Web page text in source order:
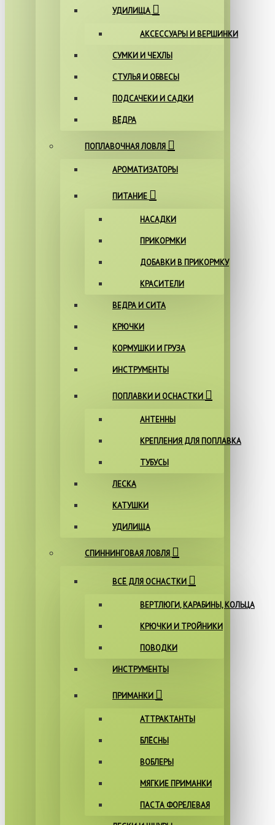
УДИЛИЩА
АКСЕССУАРЫ И ВЕРШИНКИ
СУМКИ И ЧЕХЛЫ
СТУЛЬЯ И ОБВЕСЫ
ПОДСАЧЕКИ И САДКИ
ВЁДРА
ПОПЛАВОЧНАЯ ЛОВЛЯ
АРОМАТИЗАТОРЫ
ПИТАНИЕ
НАСАДКИ
ПРИКОРМКИ
ДОБАВКИ В ПРИКОРМКУ
КРАСИТЕЛИ
ВЕДРА И СИТА
КРЮЧКИ
КОРМУШКИ И ГРУЗА
ИНСТРУМЕНТЫ
ПОПЛАВКИ И ОСНАСТКИ
АНТЕННЫ
КРЕПЛЕНИЯ ДЛЯ ПОПЛАВКА
ТУБУСЫ
ЛЕСКА
КАТУШКИ
УДИЛИЩА
СПИННИНГОВАЯ ЛОВЛЯ
ВСЁ ДЛЯ ОСНАСТКИ
ВЕРТЛЮГИ, КАРАБИНЫ, КОЛЬЦА
КРЮЧКИ И ТРОЙНИКИ
ПОВОДКИ
ИНСТРУМЕНТЫ
ПРИМАНКИ
АТТРАКТАНТЫ
БЛЁСНЫ
ВОБЛЕРЫ
МЯГКИЕ ПРИМАНКИ
ПАСТА ФОРЕЛЕВАЯ